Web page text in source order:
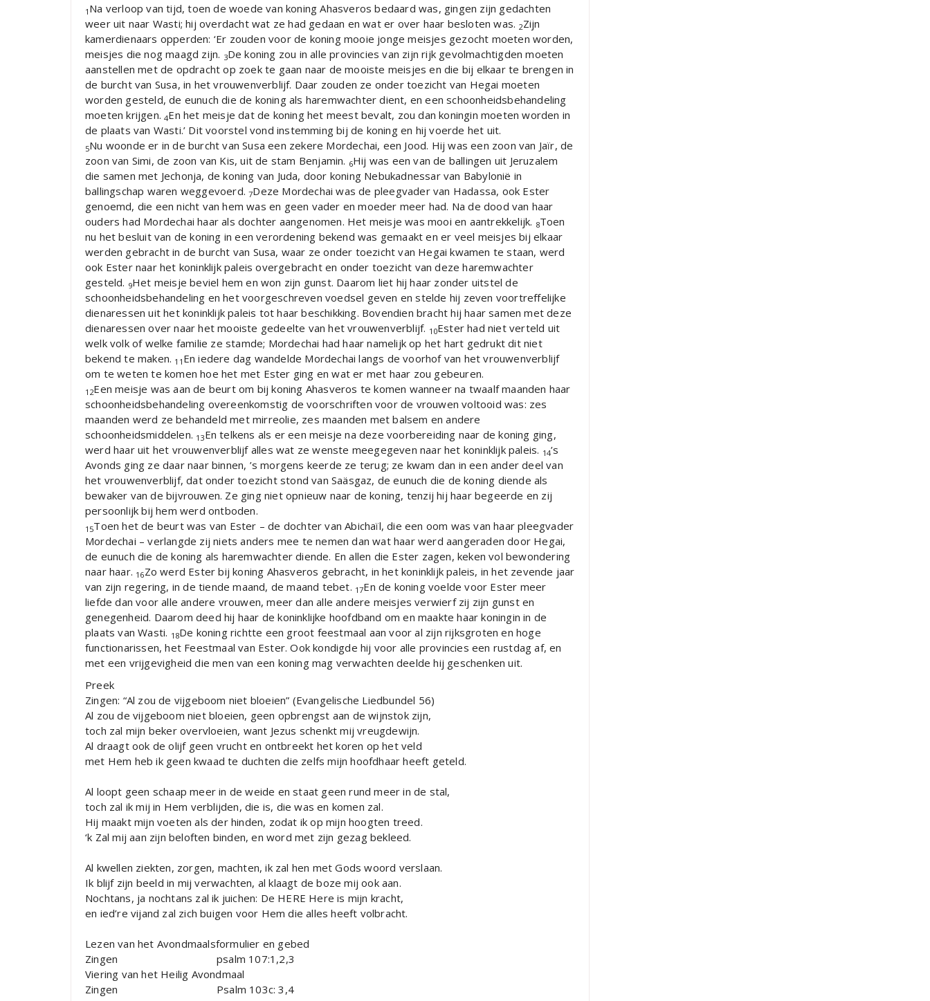
1 Na verloop van tijd, toen de woede van koning Ahasveros bedaard was, gingen zijn gedachten
weer uit naar Wasti; hij overdacht wat ze had gedaan en wat er over haar besloten was. 2Zijn
kamerdienaars opperden: ‘Er zouden voor de koning mooie jonge meisjes gezocht moeten worden,
meisjes die nog maagd zijn. 3De koning zou in alle provincies van zijn rijk gevolmachtigden moeten
aanstellen met de opdracht op zoek te gaan naar de mooiste meisjes en die bij elkaar te brengen in
de burcht van Susa, in het vrouwenverblijf. Daar zouden ze onder toezicht van Hegai moeten
worden gesteld, de eunuch die de koning als haremwachter dient, en een schoonheidsbehandeling
moeten krijgen. 4En het meisje dat de koning het meest bevalt, zou dan koningin moeten worden in
de plaats van Wasti.’ Dit voorstel vond instemming bij de koning en hij voerde het uit.
5Nu woonde er in de burcht van Susa een zekere Mordechai, een Jood. Hij was een zoon van Jaïr, de
zoon van Simi, de zoon van Kis, uit de stam Benjamin. 6Hij was een van de ballingen uit Jeruzalem
die samen met Jechonja, de koning van Juda, door koning Nebukadnessar van Babylonië in
ballingschap waren weggevoerd.7Deze Mordechai was de pleegvader van Hadassa, ook Ester
genoemd, die een nicht van hem was en geen vader en moeder meer had. Na de dood van haar
ouders had Mordechai haar als dochter aangenomen. Het meisje was mooi en aantrekkelijk. 8Toen
nu het besluit van de koning in een verordening bekend was gemaakt en er veel meisjes bij elkaar
werden gebracht in de burcht van Susa, waar ze onder toezicht van Hegai kwamen te staan, werd
ook Ester naar het koninklijk paleis overgebracht en onder toezicht van deze haremwachter
gesteld. 9Het meisje beviel hem en won zijn gunst. Daarom liet hij haar zonder uitstel de
schoonheidsbehandeling en het voorgeschreven voedsel geven en stelde hij zeven voortreffelijke
dienaressen uit het koninklijk paleis tot haar beschikking. Bovendien bracht hij haar samen met deze
dienaressen over naar het mooiste gedeelte van het vrouwenverblijf. 10Ester had niet verteld uit
welk volk of welke familie ze stamde; Mordechai had haar namelijk op het hart gedrukt dit niet
bekend te maken. 11 En iedere dag wandelde Mordechai langs de voorhof van het vrouwenverblijf
om te weten te komen hoe het met Ester ging en wat er met haar zou gebeuren.
12Een meisje was aan de beurt om bij koning Ahasveros te komen wanneer na twaalf maanden haar
schoonheidsbehandeling overeenkomstig de voorschriften voor de vrouwen voltooid was: zes
maanden werd ze behandeld met mirreolie, zes maanden met balsem en andere
schoonheidsmiddelen. 13En telkens als er een meisje na deze voorbereiding naar de koning ging,
werd haar uit het vrouwenverblijf alles wat ze wenste meegegeven naar het koninklijk paleis. 14’s
Avonds ging ze daar naar binnen, ’s morgens keerde ze terug; ze kwam dan in een ander deel van
het vrouwenverblijf, dat onder toezicht stond van Saäsgaz, de eunuch die de koning diende als
bewaker van de bijvrouwen. Ze ging niet opnieuw naar de koning, tenzij hij haar begeerde en zij
persoonlijk bij hem werd ontboden.
15Toen het de beurt was van Ester – de dochter van Abichaïl, die een oom was van haar pleegvader
Mordechai – verlangde zij niets anders mee te nemen dan wat haar werd aangeraden door Hegai,
de eunuch die de koning als haremwachter diende. En allen die Ester zagen, keken vol bewondering
naar haar. 16Zo werd Ester bij koning Ahasveros gebracht, in het koninklijk paleis, in het zevende jaar
van zijn regering, in de tiende maand, de maand tebet. 17En de koning voelde voor Ester meer
liefde dan voor alle andere vrouwen, meer dan alle andere meisjes verwierf zij zijn gunst en
genegenheid. Daarom deed hij haar de koninklijke hoofdband om en maakte haar koningin in de
plaats van Wasti. 18De koning richtte een groot feestmaal aan voor al zijn rijksgroten en hoge
functionarissen, het Feestmaal van Ester. Ook kondigde hij voor alle provincies een rustdag af, en
met een vrijgevigheid die men van een koning mag verwachten deelde hij geschenken uit.
Preek
Zingen: “Al zou de vijgeboom niet bloeien” (Evangelische Liedbundel 56)
Al zou de vijgeboom niet bloeien, geen opbrengst aan de wijnstok zijn,
toch zal mijn beker overvloeien, want Jezus schenkt mij vreugdewijn.
Al draagt ook de olijf geen vrucht en ontbreekt het koren op het veld
met Hem heb ik geen kwaad te duchten die zelfs mijn hoofdhaar heeft geteld.
Al loopt geen schaap meer in de weide en staat geen rund meer in de stal,
toch zal ik mij in Hem verblijden, die is, die was en komen zal.
Hij maakt mijn voeten als der hinden, zodat ik op mijn hoogten treed.
‘k Zal mij aan zijn beloften binden, en word met zijn gezag bekleed.
Al kwellen ziekten, zorgen, machten, ik zal hen met Gods woord verslaan.
Ik blijf zijn beeld in mij verwachten, al klaagt de boze mij ook aan.
Nochtans, ja nochtans zal ik juichen: De HERE Here is mijn kracht,
en ied’re vijand zal zich buigen voor Hem die alles heeft volbracht.
Lezen van het Avondmaalsformulier en gebed
Zingen psalm 107:1,2,3
Viering van het Heilig Avondmaal
Zingen Psalm 103c: 3,4